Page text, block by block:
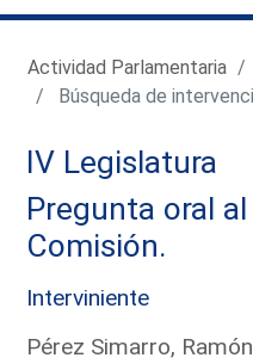
Actividad Parlamentaria
Búsqueda de
IV Legislatura
Pregunta oral
Comisión.
Interviniente
Pérez Simarro, Ramón